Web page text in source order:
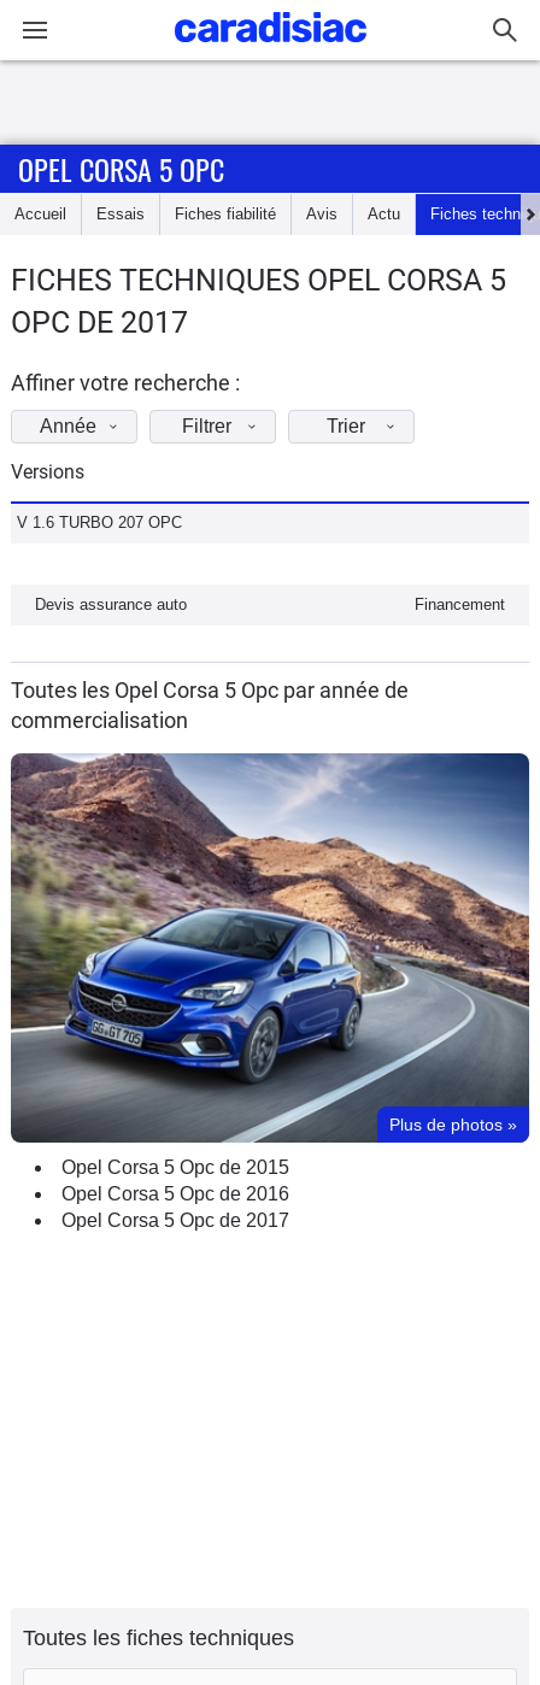
Accueil
Essais
d'achat
Electriques
Utilitaires
Auto
Services
Forum
Moto
Marques
OPEL CORSA 5 OPC
Accueil Essais Fiches fiabilité Avis Actu Fiches
FICHES TECHNIQUES OPEL CORSA 5
OPC DE 2017
Affiner votre recherche :
Année Filtrer Trier
Versions
V 1.6 TURBO 207 OPC
Devis assurance auto Financement
Toutes les Opel Corsa 5 Opc par année de
commercialisation
Plus de photos »
Opel Corsa 5 Opc de 2015
Opel Corsa 5 Opc de 2016
Opel Corsa 5 Opc de 2017
Toutes les fiches techniques